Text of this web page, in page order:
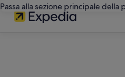
Passa alla sezione principale della